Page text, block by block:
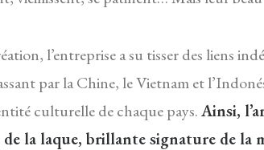
l’entreprise a su tisser des liens
par la Chine, le Vietnam et
culturelle de chaque pays.Ainsi,
la laque, brillante signature de la